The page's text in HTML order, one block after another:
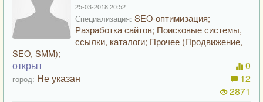
25-03-2018 20:52
Специализация: SEO-оптимизация;
Разработка сайтов; Поисковые системы,
ссылки, каталоги; Прочее (Продвижение,
SEO, SMM);
открыт
город: Не указан
0
12
2871